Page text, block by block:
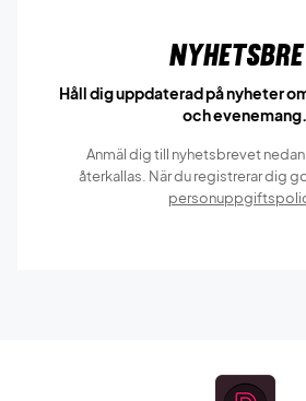
Håll dig uppdaterad på nyheter
och evenemang.
Anmäl dig till nyhetsbrevet
återkallas. När du registrerar dig